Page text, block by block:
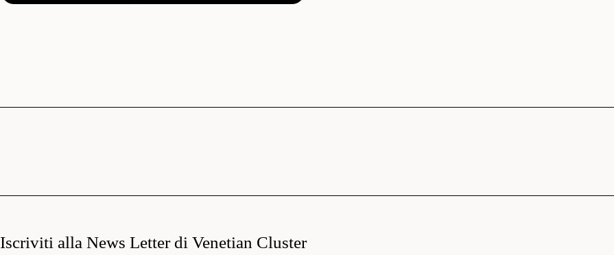
Iscriviti alla News Letter di Venetian Cluster